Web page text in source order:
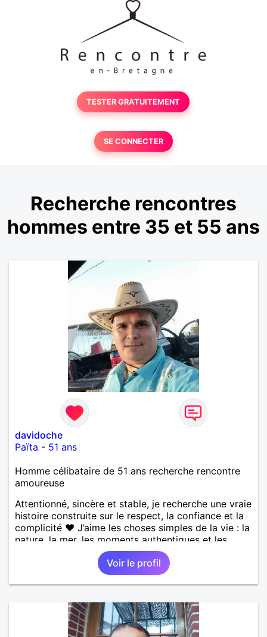
TESTER GRATUITEMENT
SE CONNECTER
Recherche rencontres
hommes entre 35 et 55 ans
davidoche
Païta - 51 ans
Homme célibataire de 51 ans recherche rencontre
amoureuse
Attentionné, sincère et stable, je recherche une vraie
histoire construite sur le respect, la confiance et la
complicité ❤️ J’aime les choses simples de la vie : la
nature, la mer, les moments authentiques et les
personnes au grand cœur 🌊🌿 Très câlin et
affectueux, j’adore les petits moments de tendresse
et les calinous réguliers 😊❤️ La solitude finit parfois
par peser, alors si tu es en Nouvelle-Calédonie et
temps de discuter… et laissons l’avenir nous guider
Voir le profil